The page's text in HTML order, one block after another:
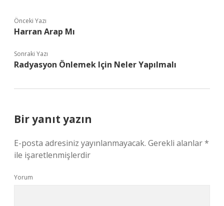
Önceki Yazı
Harran Arap Mı
Sonraki Yazı
Radyasyon Önlemek Için Neler Yapılmalı
Bir yanıt yazın
E-posta adresiniz yayınlanmayacak. Gerekli alanlar*
ile işaretlenmişlerdir
Yorum